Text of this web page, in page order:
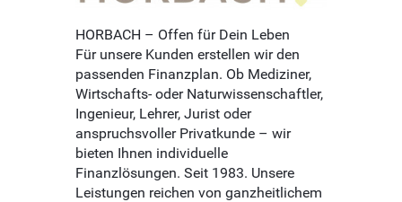
HORBACH – Offen für Dein Leben
Für unsere Kunden erstellen wir den
passenden Finanzplan. Ob Mediziner,
Wirtschafts- oder Naturwissenschaftler,
Ingenieur, Lehrer, Jurist oder
anspruchsvoller Privatkunde – wir
bieten Ihnen individuelle
Finanzlösungen. Seit 1983. Unsere
Leistungen reichen von ganzheitlichem